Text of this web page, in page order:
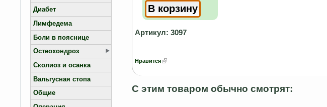
Диабет
Лимфедема
Боли в пояснице
Остеохондроз
Сколиоз и осанка
Вальгусная стопа
Общие
Артикул: 3097
Нравится
С этим товаром обычно смотрят: